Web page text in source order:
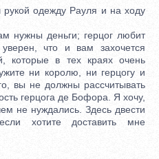
одежду Рауля и на ходу
деньги; герцог любит
что и вам захочется
которые в тех краях очень
ни королю, ни герцогу и
вы не должны рассчитывать
герцога де Бофора. Я хочу,
не нуждались. Здесь двести
хотите доставить мне